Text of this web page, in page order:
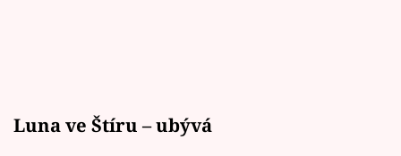
Luna ve Štíru – ubývá